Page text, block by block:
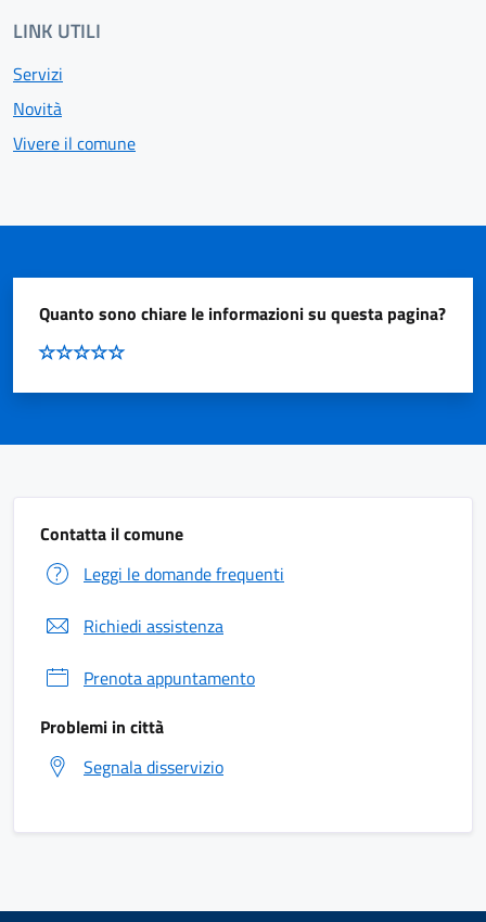
LINK UTILI
Servizi
Novità
Vivere il comune
Quanto sono chiare le informazioni su questa pagina?
Contatta il comune
Leggi le domande frequenti
Richiedi assistenza
Prenota appuntamento
Problemi in città
Segnala disservizio